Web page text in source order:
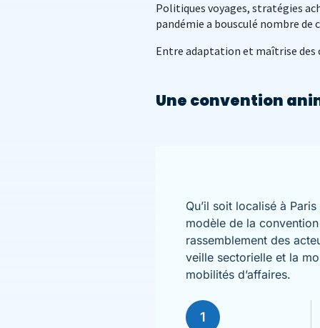
Politiques voyages, stratégies
pandémie a bousculé nombre
Entre adaptation et maîtrise des
Une convention
Qu’il soit localisé à
modèle de la
rassemblement des
veille sectorielle et la
mobilités d’affaires.
1